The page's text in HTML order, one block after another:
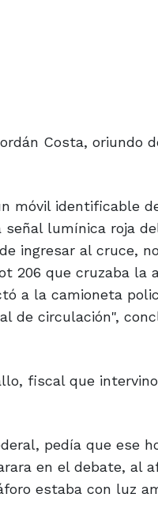
Costa, oriundo
móvil identificable
lumínica roja
ingresar al cruce,
206 que cruzaba la
a la camioneta
de circulación",
fiscal que
pedía que ese
en el debate, al
estaba con luz